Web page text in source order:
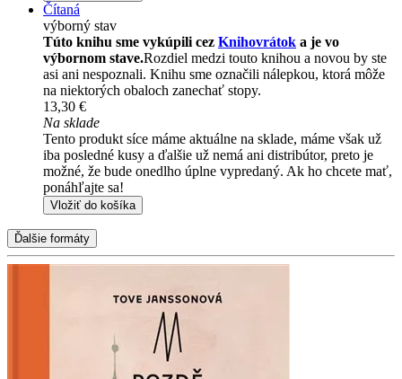
Čítaná
výborný stav
Túto knihu sme vykúpili cez Knihovrátok a je vo
výbornom stave.Rozdiel medzi touto knihou a novou by ste
asi ani nespoznali. Knihu sme označili nálepkou, ktorá môže
na niektorých obaloch zanechať stopy.
13,30 €
Na sklade
Tento produkt síce máme aktuálne na sklade, máme však už
iba posledné kusy a ďalšie už nemá ani distribútor, preto je
možné, že bude onedlho úplne vypredaný. Ak ho chcete mať,
ponáhľajte sa!
Vložiť do košíka
Ďalšie formáty